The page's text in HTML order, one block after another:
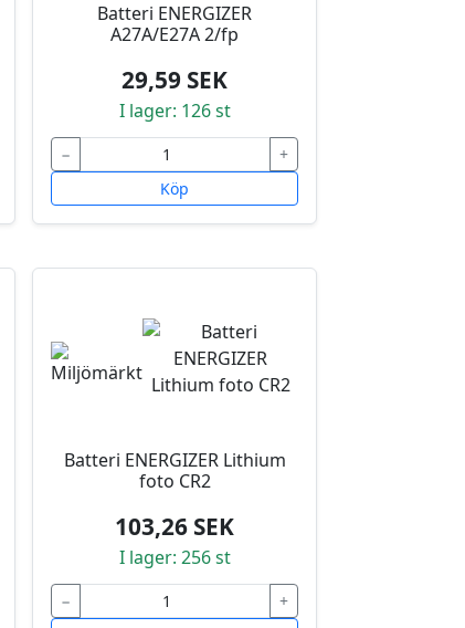
Batteri ENERGIZER
A27A/E27A 2/fp
29,59 SEK
I lager: 126 st
−
+
Köp
Batteri ENERGIZER Lithium
foto CR2
103,26 SEK
I lager: 256 st
−
+